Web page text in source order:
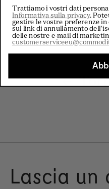
Lascia un
Trattiamo i vostri dati
Informativa sulla privacy.
gestire le vostre preferenze
sul link di annullamento
delle nostre e-mail di